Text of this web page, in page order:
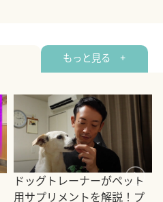
もっと見る +
ドッグトレーナーがペット
用サプリメントを解説！プ